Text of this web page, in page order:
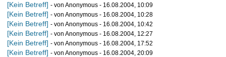
[Kein Betreff] - von Anonymous - 16.08.2004, 10:09
[Kein Betreff] - von Anonymous - 16.08.2004, 10:28
[Kein Betreff] - von Anonymous - 16.08.2004, 10:42
[Kein Betreff] - von Anonymous - 16.08.2004, 12:27
[Kein Betreff] - von Anonymous - 16.08.2004, 17:52
[Kein Betreff] - von Anonymous - 16.08.2004, 20:09